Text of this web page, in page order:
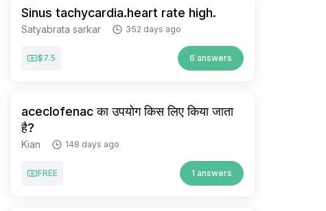
Sinus tachycardia.heart rate high.
Satyabrata sarkar 352 days ago
$7.5 6 answers
aceclofenac का उपयोग किस लिए किया जाता
है?
Kian 148 days ago
FREE 1 answers